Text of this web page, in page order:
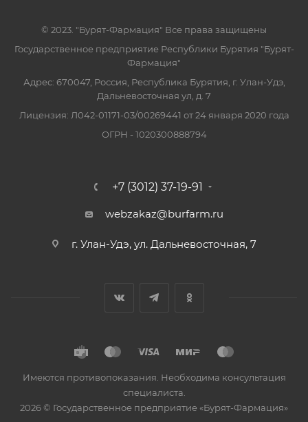
© 2023. "Бурят-Фармация" Все права защищены
Государственное предприятие Республики Бурятия "Бурят-
Фармация"
Адрес: 670047, Россия, Республика Бурятия, г. Улан-Удэ,
Дальневосточная ул, д. 7
Лицензия: Л042-01171-03/00269441 от 24 января 2020 года
ОГРН - 1020300888794
+7 (3012) 37-19-91
webzakaz@burfarm.ru
г. Улан-Удэ, ул. Дальневосточная, 7
Имеются противопоказания. Необходима консультация
специалиста.
2026 © Государственное предприятие «Бурят-Фармация»